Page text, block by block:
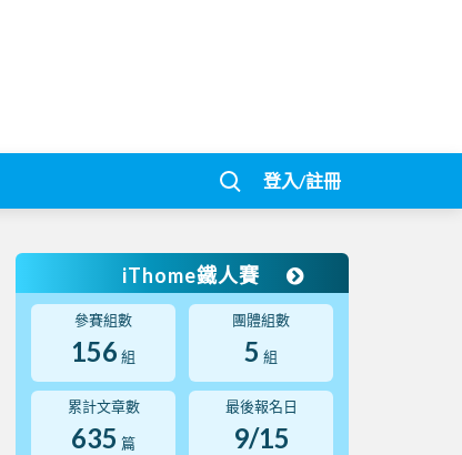
登入/註冊
iThome鐵人賽
參賽組數
156 組
團體組數
5 組
累計文章數
635 篇
最後報名日
9/15